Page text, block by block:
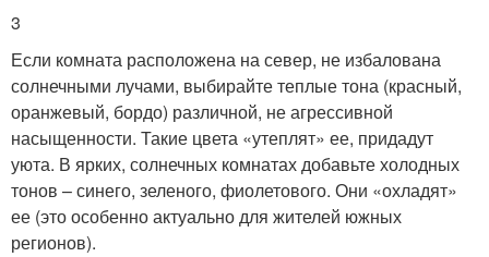
3
Если комната расположена на север, не избалована
солнечными лучами, выбирайте теплые тона (красный,
оранжевый, бордо) различной, не агрессивной
насыщенности. Такие цвета «утеплят» ее, придадут
уюта. В ярких, солнечных комнатах добавьте холодных
тонов – синего, зеленого, фиолетового. Они «охладят»
ее (это особенно актуально для жителей южных
регионов).